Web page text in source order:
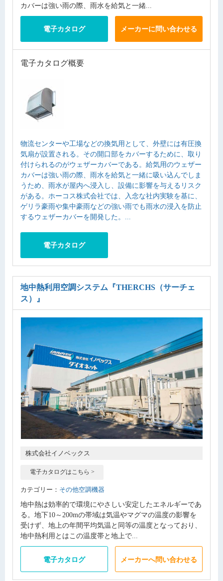
カバーは強い雨の際、雨水を給気と一緒...
電子カタログ メーカーに問い合わせる
電子カタログ概要
物流センターや工場などの換気用として、外壁には有圧換
気扇が設置される。その開口部をカバーするために、取り
付けられるのがウェザーカバーである。給気用のウェザー
カバーは強い雨の際、雨水を給気と一緒に吸い込んでしま
うため、雨水が屋内へ浸入し、設備に影響を与えるリスク
がある。ホーコス株式会社では、入念な社内実験を基に、
ゲリラ豪雨や集中豪雨などの強い雨でも雨水の浸入を防止
するウェザーカバーを開発した。...
電子カタログ
地中熱利用空調システム 『THERCHS（サーチェ
ス）』
株式会社イノベックス
電子カタログはこちら >
カテゴリー： その他空調機器
地中熱は効率的で環境にやさしい安定したエネルギーであ
る。地下10～200mの帯域は気温やマグマの温度の影響を
受けず、地上の年間平均気温と同等の温度となっており、
地中熱利用とはこの温度帯と地上で...
電子カタログ メーカーへ問い合わせる